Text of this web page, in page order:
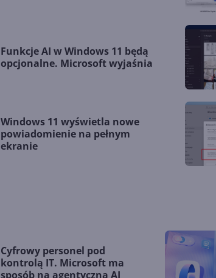
Funkcje AI w Windows 11 będą
opcjonalne. Microsoft wyjaśnia
Windows 11 wyświetla nowe
powiadomienie na pełnym
ekranie
Cyfrowy personel pod
kontrolą IT. Microsoft ma
sposób na agentyczną AI